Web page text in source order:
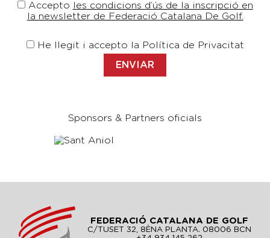
Accepto les condicions d’ús de la inscripció en
la newsletter de Federació Catalana De Golf.
He llegit i accepto la Política de Privacitat
Sponsors & Partners oficials
FEDERACIÓ CATALANA DE GOLF
C/TUSET 32, 8ÈNA PLANTA. 08006 BCN